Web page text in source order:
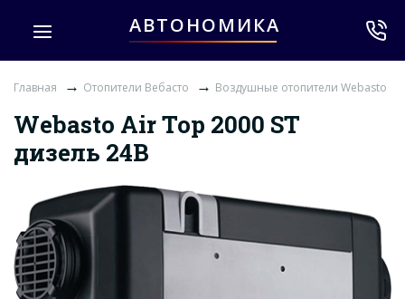
АВТОНОМИКА
Главная → Отопители Вебасто → Воздушные отопители Webasto
Webasto Air Top 2000 ST
дизель 24В